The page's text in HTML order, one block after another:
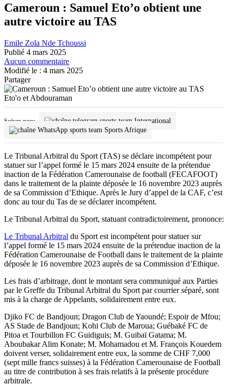
Cameroun : Samuel Eto’o obtient une
autre victoire au TAS
Emile Zola Nde Tchoussi
Publié 4 mars 2025
Aucun commentaire
Modifié le : 4 mars 2025
Partager
Eto'o et Abdouraman
Suivez-nous
International
Sports Afrique
Le Tribunal Arbitral du Sport (TAS) se déclare incompétent pour
statuer sur l’appel formé le 15 mars 2024 ensuite de la prétendue
inaction de la Fédération Camerounaise de football (FECAFOOT)
dans le traitement de la plainte déposée le 16 novembre 2023 auprès
de sa Commission d’Ethique. Après le Jury d’appel de la CAF, c’est
donc au tour du Tas de se déclarer incompétent.
Le Tribunal Arbitral du Sport, statuant contradictoirement, prononce:
Le Tribunal Arbitral du Sport est incompétent pour statuer sur
l’appel formé le 15 mars 2024 ensuite de la prétendue inaction de la
Fédération Camerounaise de Football dans le traitement de la plainte
déposée le 16 novembre 2023 auprès de sa Commission d’Ethique.
Les frais d’arbitrage, dont le montant sera communiqué aux Parties
par le Greffe du Tribunal Arbitral du Sport par courrier séparé, sont
mis à la charge de Appelants, solidairement entre eux.
Djiko FC de Bandjoun; Dragon Club de Yaoundé; Espoir de Mfou;
AS Stade de Bandjoun; Kohi Club de Maroua; Guébaké FC de
Pitoa et Tourbillon FC Guidiguis; M. Guibaï Gatama; M.
Aboubakar Alim Konate; M. Mohamadou et M. François Kouedem
doivent verser, solidairement entre eux, la somme de CHF 7,000
(sept mille francs suisses) à la Fédération Camerounaise de Football
au titre de contribution à ses frais relatifs à la présente procédure
arbitrale.